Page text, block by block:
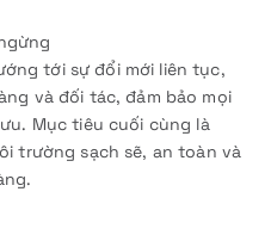
tới sự đổi mới liên tục,
và đối tác, đảm bảo mọi
Mục tiêu cuối cùng là
trường sạch sẽ, an toàn và